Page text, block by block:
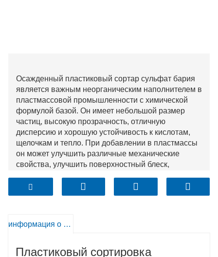
Осажденный пластиковый сортар сульфат бария
является важным неорганическим наполнителем в
пластмассовой промышленности с химической
формулой базой. Он имеет небольшой размер
частиц, высокую прозрачность, отличную
дисперсию и хорошую устойчивость к кислотам,
щелочкам и тепло. При добавлении в пластмассы
он может улучшить различные механические
свойства, улучшить поверхностный блеск,
цвета. Он имеет хорошее сродство с различными
смолами и подходит для различных пластиковых
осажденного сульфата бария
информация о продукте
Пластиковый сортировка